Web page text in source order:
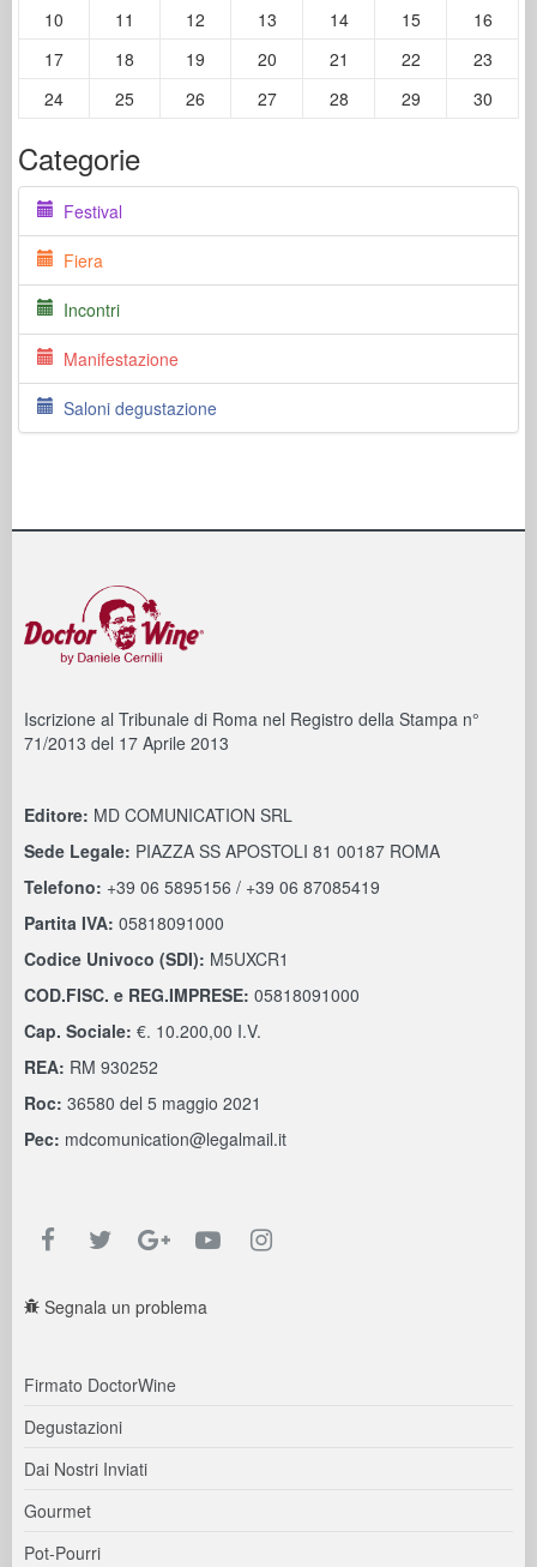
10 11 12 13 14 15
16
17
18 19 20 21 22
23
24
25 26 27 28 29 30
Categorie
Festival
Fiera
Incontri
Manifestazione
Saloni degustazione
Iscrizione al Tribunale di Roma nel Registro della Stampa n°
71/2013 del 17 Aprile 2013
Editore: MD COMUNICATION SRL
Sede Legale: PIAZZA SS APOSTOLI 81 00187 ROMA
Telefono: +39 06 5895156 / +39 06 87085419
Partita IVA: 05818091000
Codice Univoco (SDI): M5UXCR1
COD.FISC. e REG.IMPRESE: 05818091000
Cap. Sociale: €. 10.200,00 I.V.
REA: RM 930252
Roc: 36580 del 5 maggio 2021
Pec: mdcomunication@legalmail.it
Segnala un problema
Firmato DoctorWine
Degustazioni
Dai Nostri Inviati
Gourmet
Pot-Pourri